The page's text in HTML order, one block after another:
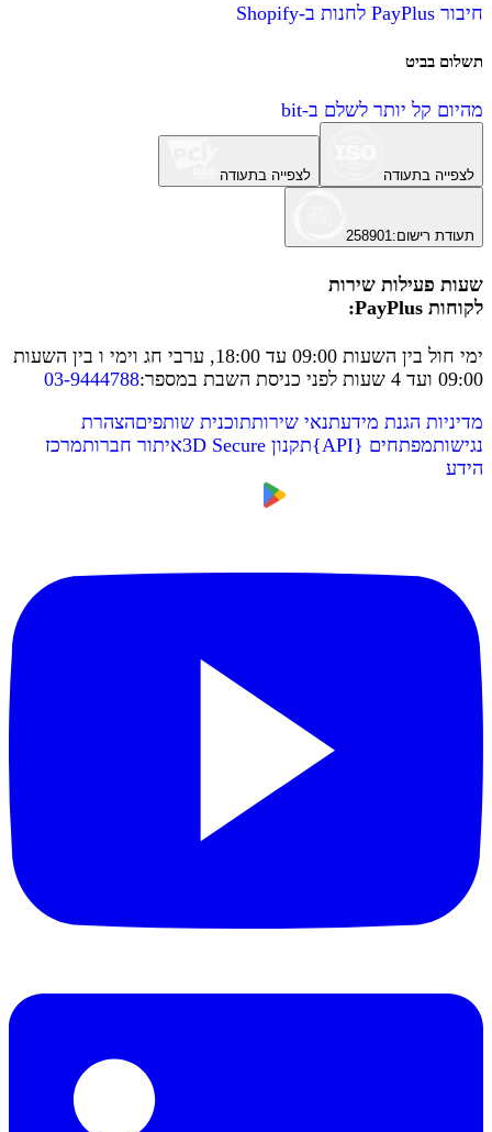
חיבור PayPlus לחנות ב-Shopify
תשלום בביט
מהיום קל יותר לשלם ב-bit
לצפייה בתעודה לצפייה בתעודה
תעודת רישום:
258901
שעות פעילות שירות
לקוחות PayPlus:
ימי חול בין השעות 09:00 עד 18:00, ערבי חג וימי ו בין השעות
09:00 ועד 4 שעות לפני כניסת השבת במספר
:
03-9444788
מדיניות הגנת מידעתנאי שירותתוכנית שותפיםהצהרת
נגישותמפתחים {
API
}תקנון 3D Secure איתור חברותמרכז
הידע